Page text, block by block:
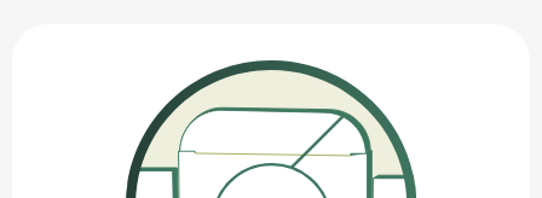
PAP 21 - Recycelbar über das Altpapier
Recycling- und Entsorgungshinweise